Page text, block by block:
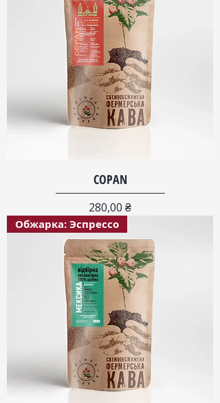
COPAN
Цена
280,00 ₴
Обжарка: Эспрессо